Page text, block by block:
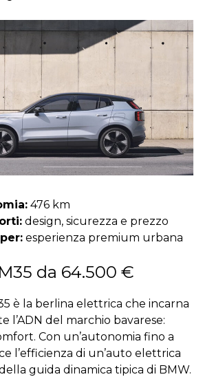
476 km
design, sicurezza e prezzo
esperienza premium urbana
da 64.500 €
è la berlina elettrica che incarna
l’ADN del marchio bavarese:
Con un’autonomia fino a
l’efficienza di un’auto elettrica
guida dinamica tipica di BMW.